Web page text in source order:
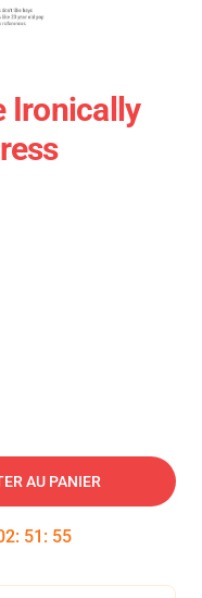
Ironically
AU PANIER
: 51 : 54